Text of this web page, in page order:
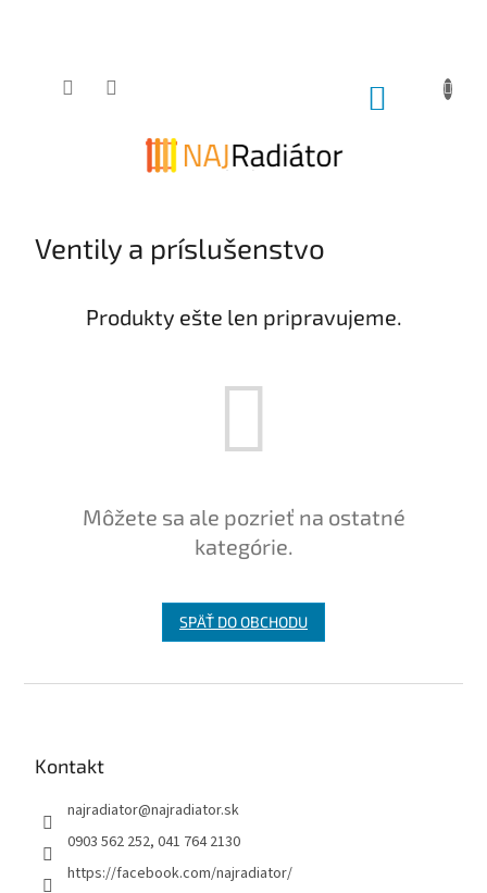
NÁKUPNÝ
Ventily a príslušenstvo
Produkty ešte len pripravujeme.
Môžete sa ale pozrieť na ostatné
kategórie.
SPÄŤ DO OBCHODU
Kontakt
najradiator@najradiator.sk
0903 562 252, 041 764 2130
https://facebook.com/najradiator/